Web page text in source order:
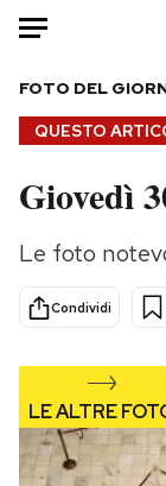
HOME
Italia
Politica
Tecnologia
Scienza
Cultura
Economia
Sport
QUESTO
FOTO DEL
Giovedì
Le foto
Condividi